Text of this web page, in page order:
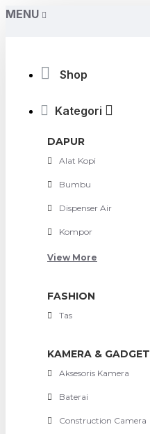
MENU
Shop
Kategori
DAPUR
Alat Kopi
Bumbu
Dispenser Air
Kompor
View More
FASHION
Tas
KAMERA & GADGET
Aksesoris Kamera
Baterai
Construction Camera